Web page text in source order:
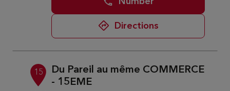
Directions
15
Du Pareil au même COMMERCE
- 15EME